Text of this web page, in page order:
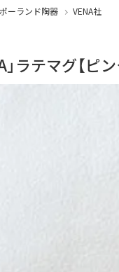
ポーランド陶器 VENA社
」ラテマグ【ピ